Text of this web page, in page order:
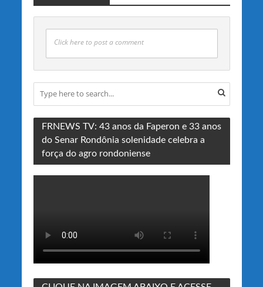
Click here to post a comment
FRNEWS TV: 43 anos da Faperon e 33 anos
do Senar Rondônia solenidade celebra a
força do agro rondoniense